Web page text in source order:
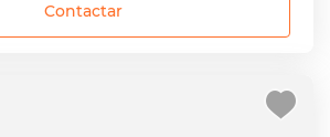
Contactar